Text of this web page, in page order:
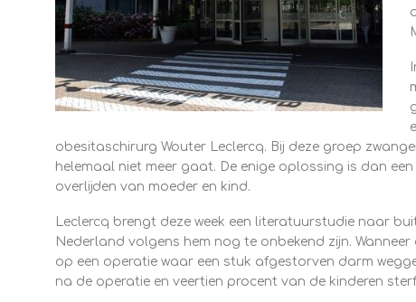
obesitaschirurg Wouter Leclercq. Bij deze groep
helemaal niet meer gaat. De enige oplossing is dan
overlijden van moeder en kind.
Leclercq brengt deze week een literatuurstudie naar
Nederland volgens hem nog te onbekend zijn.
op een operatie waar een stuk afgestorven darm
na de operatie en veertien procent van de kinderen